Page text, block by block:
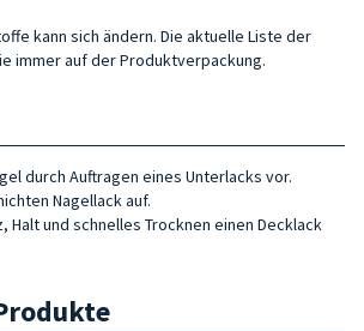
kann sich ändern. Die aktuelle Liste der
immer auf der Produktverpackung.
durch Auftragen eines Unterlacks vor.
Nagellack auf.
Halt und schnelles Trocknen einen Decklack